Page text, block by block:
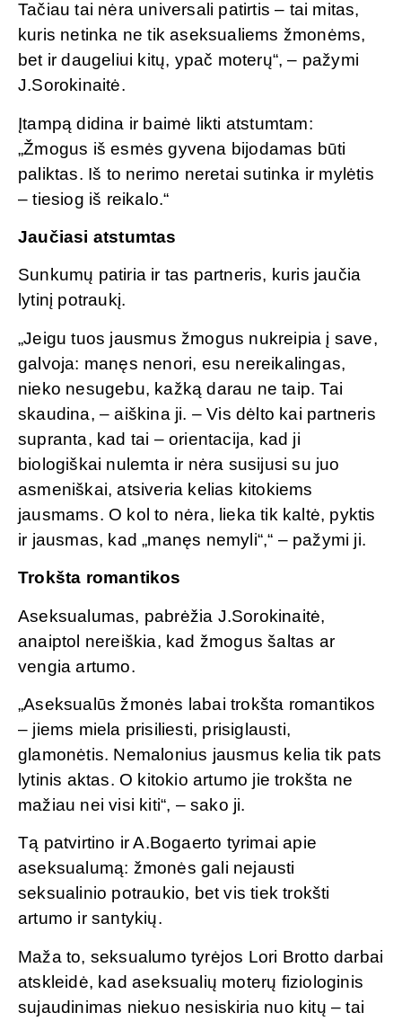
Tačiau tai nėra universali patirtis – tai mitas,
kuris netinka ne tik aseksualiems žmonėms,
bet ir daugeliui kitų, ypač moterų“, – pažymi
J.Sorokinaitė.
Įtampą didina ir baimė likti atstumtam:
„Žmogus iš esmės gyvena bijodamas būti
paliktas. Iš to nerimo neretai sutinka ir mylėtis
– tiesiog iš reikalo.“
Jaučiasi atstumtas
Sunkumų patiria ir tas partneris, kuris jaučia
lytinį potraukį.
„Jeigu tuos jausmus žmogus nukreipia į save,
galvoja: manęs nenori, esu nereikalingas,
nieko nesugebu, kažką darau ne taip. Tai
skaudina, – aiškina ji. – Vis dėlto kai partneris
supranta, kad tai – orientacija, kad ji
biologiškai nulemta ir nėra susijusi su juo
asmeniškai, atsiveria kelias kitokiems
jausmams. O kol to nėra, lieka tik kaltė, pyktis
ir jausmas, kad „manęs nemyli“,“ – pažymi ji.
Trokšta romantikos
Aseksualumas, pabrėžia J.Sorokinaitė,
anaiptol nereiškia, kad žmogus šaltas ar
vengia artumo.
„Aseksualūs žmonės labai trokšta romantikos
– jiems miela prisiliesti, prisiglausti,
glamonėtis. Nemalonius jausmus kelia tik pats
lytinis aktas. O kitokio artumo jie trokšta ne
mažiau nei visi kiti“, – sako ji.
Tą patvirtino ir A.Bogaerto tyrimai apie
aseksualumą: žmonės gali nejausti
seksualinio potraukio, bet vis tiek trokšti
artumo ir santykių.
Maža to, seksualumo tyrėjos Lori Brotto darbai
atskleidė, kad aseksualių moterų fiziologinis
sujaudinimas niekuo nesiskiria nuo kitų – tai